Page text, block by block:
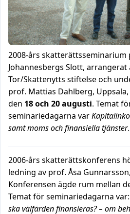
2008-års skatterättsseminarium
Johannesbergs Slott, arrangerat
Tor/Skattenytts stiftelse och
prof. Mattias Dahlberg,
den 18 och 20 augusti. Temat
seminariedagarna var
samt moms och finansiella tjänster.
2006-års skatterättskonferens
ledning av prof. Åsa
Konferensen ägde rum mellan
Temat för seminariedagarna
ska välfärden finansieras? – om